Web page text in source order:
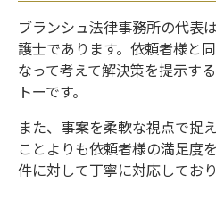
ブランシュ法律事務所の代表
護士であります。依頼者様と
なって考えて解決策を提示す
トーです。
また、事案を柔軟な視点で捉
ことよりも依頼者様の満足度
件に対して丁寧に対応しており